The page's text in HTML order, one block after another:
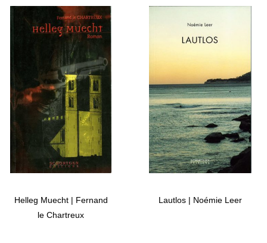
Helleg Muecht | Fernand
le Chartreux
Lautlos | Noémie Leer